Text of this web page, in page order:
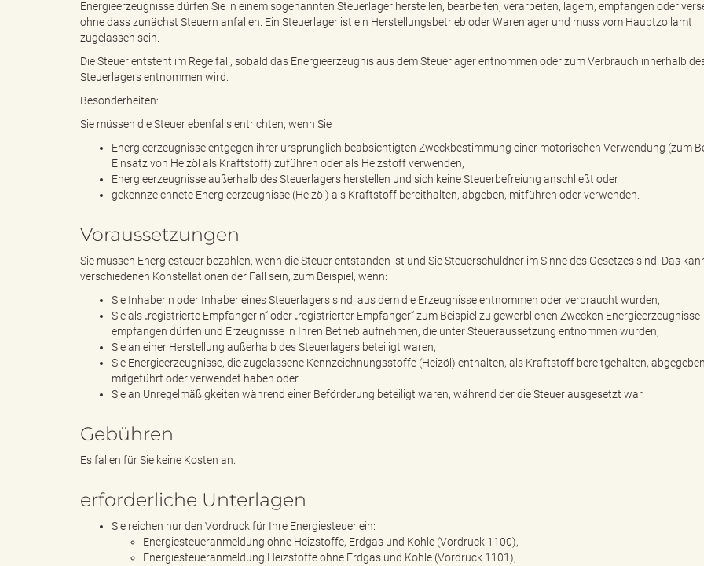
"
L
a
n
r
Energieerzeugnisse dürfen Sie in einem sogenannten Steuerlager herstellen, bearbeiten, verarbeiten, lagern, empfangen oder
ohne dass zunächst Steuern anfallen. Ein Steuerlager ist ein Herstellungsbetrieb oder Warenlager und muss vom Hauptzollamt
zugelassen sein.
Die Steuer entsteht im Regelfall, sobald das Energieerzeugnis aus dem Steuerlager entnommen oder zum Verbrauch innerhalb
Steuerlagers entnommen wird.
Besonderheiten:
Sie müssen die Steuer ebenfalls entrichten, wenn Sie
Energieerzeugnisse entgegen ihrer ursprünglich beabsichtigten Zweckbestimmung einer motorischen Verwendung (zum
Einsatz von Heizöl als Kraftstoff) zuführen oder als Heizstoff verwenden,
Energieerzeugnisse außerhalb des Steuerlagers herstellen und sich keine Steuerbefreiung anschließt oder
gekennzeichnete Energieerzeugnisse (Heizöl) als Kraftstoff bereithalten, abgeben, mitführen oder verwenden.
Voraussetzungen
Sie müssen Energiesteuer bezahlen, wenn die Steuer entstanden ist und Sie Steuerschuldner im Sinne des Gesetzes sind. Das
verschiedenen Konstellationen der Fall sein, zum Beispiel, wenn:
Sie Inhaberin oder Inhaber eines Steuerlagers sind, aus dem die Erzeugnisse entnommen oder verbraucht wurden,
Sie als „registrierte Empfängerin“ oder „registrierter Empfänger“ zum Beispiel zu gewerblichen Zwecken Energieerzeugnisse
empfangen dürfen und Erzeugnisse in Ihren Betrieb aufnehmen, die unter Steueraussetzung entnommen wurden,
Sie an einer Herstellung außerhalb des Steuerlagers beteiligt waren,
Sie Energieerzeugnisse, die zugelassene Kennzeichnungsstoffe (Heizöl) enthalten, als Kraftstoff bereitgehalten,
mitgeführt oder verwendet haben oder
Sie an Unregelmäßigkeiten während einer Beförderung beteiligt waren, während der die Steuer ausgesetzt war.
Gebühren
Es fallen für Sie keine Kosten an.
erforderliche Unterlagen
Sie reichen nur den Vordruck für Ihre Energiesteuer ein:
Energiesteueranmeldung ohne Heizstoffe, Erdgas und Kohle (Vordruck 1100),
Energiesteueranmeldung Heizstoffe ohne Erdgas und Kohle (Vordruck 1101),